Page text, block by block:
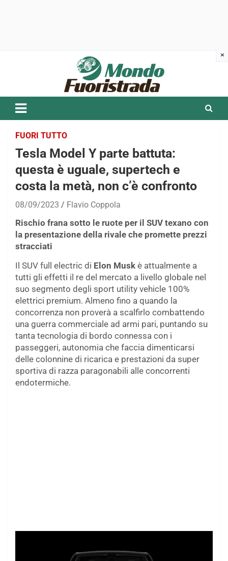
FUORI TUTTO
Tesla Model Y parte battuta:
questa è uguale, supertech e
costa la metà, non c’è confronto
08/09/2023 Flavio Coppola
Rischio frana sotto le ruote per il SUV texano con
la presentazione della rivale che promette prezzi
stracciati
Il SUV full electric di Elon Musk è attualmente a
tutti gli effetti il re del mercato a livello globale nel
suo segmento degli sport utility vehicle 100%
elettrici premium. Almeno fino a quando la
concorrenza non proverà a scalfirlo combattendo
una guerra commerciale ad armi pari, puntando su
tanta tecnologia di bordo connessa con i
passeggeri, autonomia che faccia dimenticarsi
delle colonnine di ricarica e prestazioni da super
sportiva di razza paragonabili alle concorrenti
endotermiche.